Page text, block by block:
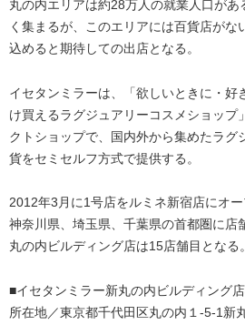
丸の内エリアは約28万人の就業人口が
く集まるが、このエリアには百貨店がな
込めると期待しての出店となる。
イセタンミラーは、「欲しいときに・好
け買えるラグジュアリーコスメショップ
クトショップで、国内外から集めたラグ
貨をセミセルフ方式で提供する。
2012年3月に1号店をルミネ新宿店にオー
神奈川県、埼玉県、千葉県の首都圏に店
丸の内ビルディング店は15店舗目となる。
■イセタンミラー新丸の内ビルディング
所在地／東京都千代田区丸の内１-5-1新